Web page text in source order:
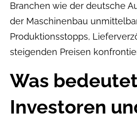
Branchen wie der deutsche
der Maschinenbau
Produktionsstopps,
steigenden Preisen
Was
Investoren